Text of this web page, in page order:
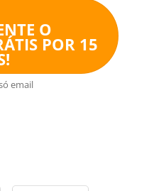
O
POR 15
email